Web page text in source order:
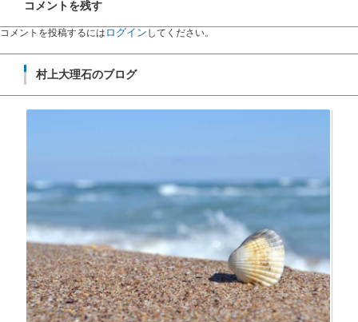
コメントを残す
コメントを投稿するには ログイン してください。
村上大理石のブログ